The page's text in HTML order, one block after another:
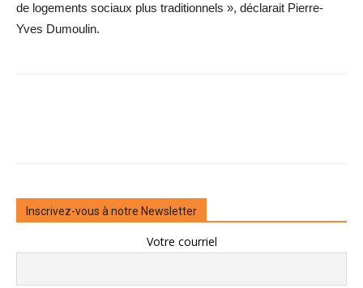
de logements sociaux plus traditionnels », déclarait Pierre-
Yves Dumoulin.
Inscrivez-vous à notre Newsletter
Votre courriel